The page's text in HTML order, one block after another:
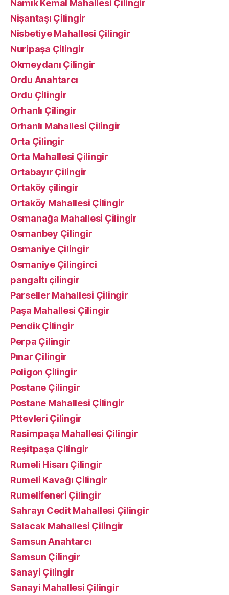
Namık Kemal Mahallesi Çilingir
Nişantaşı Çilingir
Nisbetiye Mahallesi Çilingir
Nuripaşa Çilingir
Okmeydanı Çilingir
Ordu Anahtarcı
Ordu Çilingir
Orhanlı Çilingir
Orhanlı Mahallesi Çilingir
Orta Çilingir
Orta Mahallesi Çilingir
Ortabayır Çilingir
Ortaköy çilingir
Ortaköy Mahallesi Çilingir
Osmanağa Mahallesi Çilingir
Osmanbey Çilingir
Osmaniye Çilingir
Osmaniye Çilingirci
pangaltı çilingir
Parseller Mahallesi Çilingir
Paşa Mahallesi Çilingir
Pendik Çilingir
Perpa Çilingir
Pınar Çilingir
Poligon Çilingir
Postane Çilingir
Postane Mahallesi Çilingir
Pttevleri Çilingir
Rasimpaşa Mahallesi Çilingir
Reşitpaşa Çilingir
Rumeli Hisarı Çilingir
Rumeli Kavağı Çilingir
Rumelifeneri Çilingir
Sahrayı Cedit Mahallesi Çilingir
Salacak Mahallesi Çilingir
Samsun Anahtarcı
Samsun Çilingir
Sanayi Çilingir
Sanayi Mahallesi Çilingir